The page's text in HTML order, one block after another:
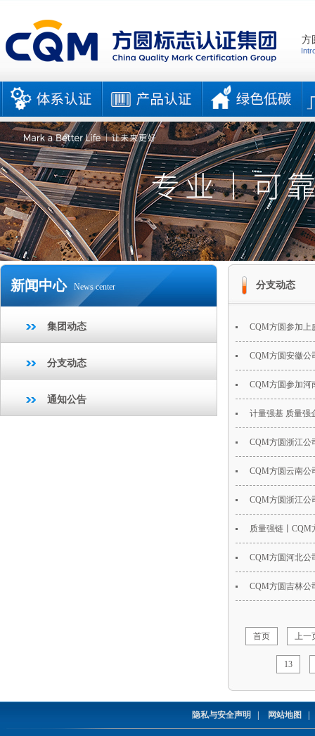
方
新闻中心 News center
集团动态
分支动态
通知公告
分支动态
CQM方圆参加上
CQM方圆安徽公
CQM方圆参加河
计量强基 质量强
CQM方圆浙江公
CQM方圆云南公
CQM方圆浙江公
质量强链丨CQM
CQM方圆河北公
CQM方圆吉林公
首页 上一
13
隐私与安全声明 网站地图